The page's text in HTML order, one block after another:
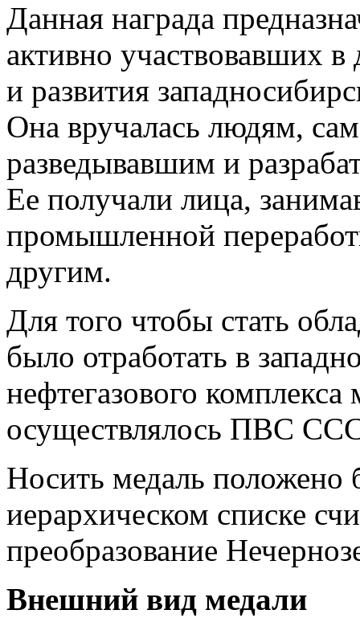
Данная награда
активно участвовавших
и развития
Она вручалась людям,
разведывавшим и
Ее получали лица,
промышленной
другим.
Для того чтобы стать
было отработать в
нефтегазового
осуществлялось ПВС
Носить медаль
иерархическом списке
преобразование
Внешний вид медали